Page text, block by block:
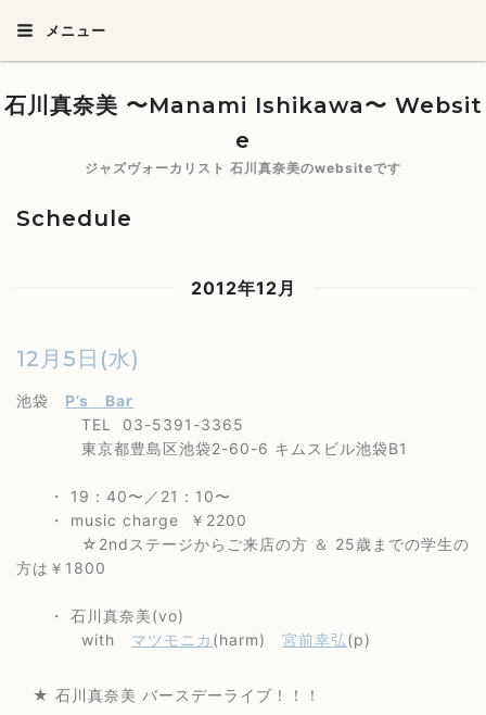
メニュー
石川真奈美 〜Manami Ishikawa〜 Websit
e
ジャズヴォーカリスト 石川真奈美のwebsiteです
Schedule
2012年12月
12月5日(水)
池袋 P’s Bar
TEL 03-5391-3365
東京都豊島区池袋2-60-6 キムスビル池袋B1
・ 19：40〜／21：10〜
・ music charge ￥2200
☆2ndステージからご来店の方 ＆ 25歳までの学生の
方は￥1800
・ 石川真奈美(vo)
with マツモニカ (harm) 宮前幸弘(p)
★ 石川真奈美 バースデーライブ！！！